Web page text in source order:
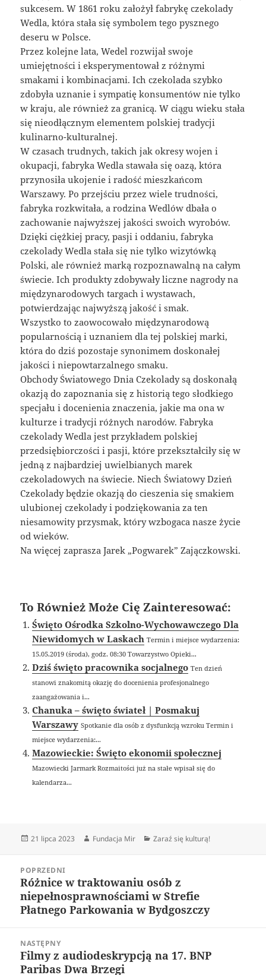
sukcesem. W 1861 roku założył fabrykę czekolady
Wedla, która stała się symbolem tego pysznego
deseru w Polsce.
Przez kolejne lata, Wedel rozwijał swoje
umiejętności i eksperymentował z różnymi
smakami i kombinacjami. Ich czekolada szybko
zdobyła uznanie i sympatię konsumentów nie tylko
w kraju, ale również za granicą. W ciągu wieku stała
się nieodłącznym elementem polskiej tradycji
kulinarno-kulturalnej.
W czasach trudnych, takich jak okresy wojen i
okupacji, fabryka Wedla stawała się oazą, która
przynosiła ukojenie i radość mieszkańcom
Warszawy. Po przejściu przez wiele trudności,
fabryka rozkwitała, a rodzina Wedlów dbała o
zachowanie najwyższej jakości swoich wyrobów.
Dzięki ciężkiej pracy, pasji i oddaniu, fabryka
czekolady Wedla stała się nie tylko wizytówką
Polski, ale również marką rozpoznawalną na całym
świecie. Ich produkty zdobywały liczne nagrody na
międzynarodowych targach i wystawach,
potwierdzając najwyższą jakość i smak.
Wszystko to zaowocowało międzynarodową
popularnością i uznaniem dla tej polskiej marki,
która do dziś pozostaje synonimem doskonałej
jakości i niepowtarzalnego smaku.
Obchody Światowego Dnia Czekolady są doskonałą
okazją do zapoznania się z historią tego słodkiego
specjału i docenienia znaczenia, jakie ma ona w
kulturze i tradycji różnych narodów. Fabryka
czekolady Wedla jest przykładem polskiej
przedsiębiorczości i pasji, które przekształciły się w
jedną z najbardziej uwielbianych marek
czekoladowych na świecie. Niech Światowy Dzień
Czekolady będzie okazją do cieszenia się smakiem
ulubionej czekolady i podziękowania za ten
niesamowity przysmak, który wzbogaca nasze życie
od wieków.
Na więcej zaprasza Jarek „Pogwarek” Zajączkowski.
To Również Może Cię Zainteresować:
Święto Ośrodka Szkolno-Wychowawczego Dla
Niewidomych w Laskach Termin i miejsce wydarzenia:
15.05.2019 (środa), godz. 08:30 Towarzystwo Opieki...
Dziś święto pracownika socjalnego Ten dzień
stanowi znakomitą okazję do docenienia profesjonalnego
zaangażowania i...
Chanuka – święto świateł | Posmakuj
Warszawy Spotkanie dla osób z dysfunkcją wzroku Termin i
miejsce wydarzenia:...
Mazowieckie: Święto ekonomii społecznej
Mazowiecki Jarmark Rozmaitości już na stałe wpisał się do
kalendarza...
Data
21 lipca 2023 Autor
Fundacja Mir Kategorie
Zaraź się kulturą!
wpisuPOPRZEDNI
Poprzedni
wpis:
Różnice w traktowaniu osób z
niepełnosprawnościami w Strefie
Płatnego Parkowania w Bydgoszczy
NASTĘPNY
Następny
wpis:
Filmy z audiodeskrypcją na 17. BNP
Paribas Dwa Brzegi